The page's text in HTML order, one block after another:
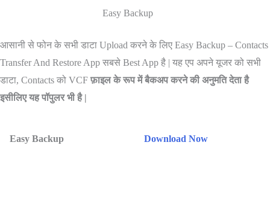
Easy Backup
आसानी से फोन के सभी डाटा Upload करने के लिए Easy Backup – Contacts
Transfer And Restore App सबसे Best App है | यह एप अपने यूजर को सभी
डाटा, Contacts को VCF फ़ाइल के रूप में बैकअप करने की अनुमति देता है
इसीलिए यह पॉपुलर भी है |
Easy Backup Download Now